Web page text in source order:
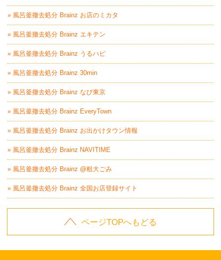
» 風呂釜撤去処分 Brainz お店のミカタ
» 風呂釜撤去処分 Brainz エキテン
» 風呂釜撤去処分 Brainz うるハピ
» 風呂釜撤去処分 Brainz 30min
» 風呂釜撤去処分 Brainz なび東京
» 風呂釜撤去処分 Brainz EveryTown
» 風呂釜撤去処分 Brainz お出かけタウン情報
» 風呂釜撤去処分 Brainz NAVITIME
» 風呂釜撤去処分 Brainz @粗大ごみ
» 風呂釜撤去処分 Brainz 全国お店登録サイト
ページTOPへもどる